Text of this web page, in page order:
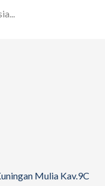
Mulia Kav.9C